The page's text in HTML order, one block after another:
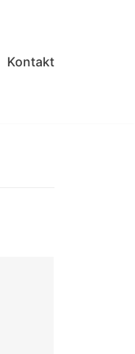
Kontakt